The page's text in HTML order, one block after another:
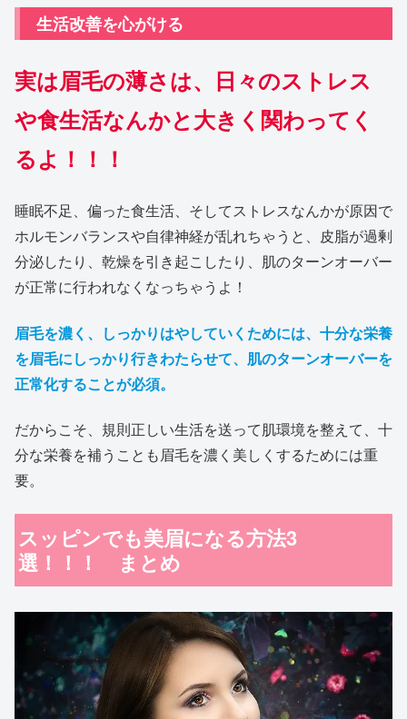
生活改善を心がける
実は眉毛の薄さは、日々のストレス
や食生活なんかと大きく関わってく
るよ！！！
睡眠不足、偏った食生活、そしてストレスなんかが原因で
ホルモンバランスや自律神経が乱れちゃうと、皮脂が過剰
分泌したり、乾燥を引き起こしたり、肌のターンオーバー
が正常に行われなくなっちゃうよ！
眉毛を濃く、しっかりはやしていくためには、十分な栄養
を眉毛にしっかり行きわたらせて、肌のターンオーバーを
正常化することが必須。
だからこそ、規則正しい生活を送って肌環境を整えて、十
分な栄養を補うことも眉毛を濃く美しくするためには重
要。
スッピンでも美眉になる方法3
選！！！ まとめ